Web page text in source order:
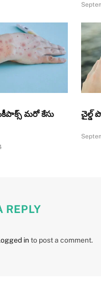
మరో కేసు
చైల్డ్
REPLY
into post a comment.